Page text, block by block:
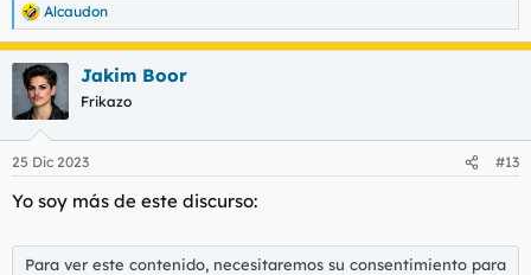
R
e
a
c
c
i
e
:
Alcaudon
Jakim Boor
Frikazo
25 Dic 2023 #13
Yo soy más de este discurso:
Para ver este contenido, necesitaremos su consentimiento para